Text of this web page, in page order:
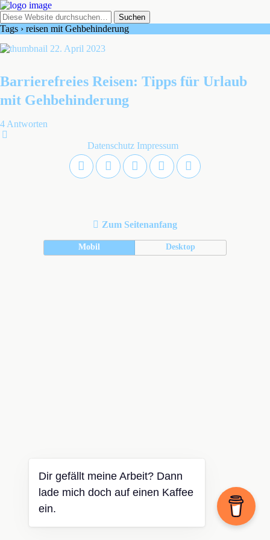
Tags › reisen mit Gehbehinderung
22. April 2023
Barrierefreies Reisen: Tipps für Urlaub
mit Gehbehinderung
4 Antworten
Datenschutz Impressum
Zum Seitenanfang
Mobil Desktop
Dir gefällt meine Arbeit? Dann
lade mich doch auf einen Kaffee
ein.